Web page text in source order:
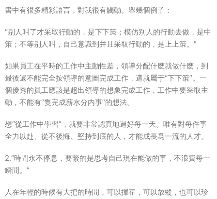
書中有很多精彩語言，對我很有觸動。舉幾個例子：
“别人叫了才采取行動的，是下下策；模仿别人的行動去做，是中
策；不等别人叫，自己意識到并且采取行動的，是上上策。”
如果員工在平時的工作中主動性差，領導分配什麽就做什麽，到
最後還不能完全按領導的意圖完成工作，這就屬于“下下策”。一
個優秀的員工應該是超出領導的想象完成工作，工作中要采取主
動，不能有“隻完成薪水分内事”的想法。
想“從工作中學習”，就要非常認真地過好每一天。唯有對每件事
全力以赴、從不後悔、堅持到底的人，才能成長爲一流的人才。
2.“時間永不停息，要緊的是思考自己現在能做的事，不浪費每一
瞬間。”
人在年輕的時候有大把的時間，可以揮霍，可以放縱，也可以珍